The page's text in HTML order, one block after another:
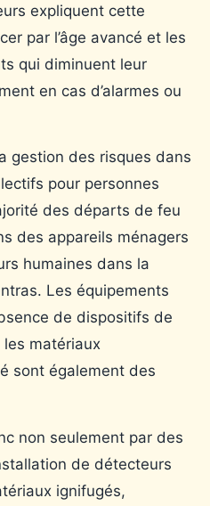
expliquent cette
par l’âge avancé et les
qui diminuent leur
en cas d’alarmes ou
gestion des risques dans
pour personnes
des départs de feu
des appareils ménagers
humaines dans la
Les équipements
de dispositifs de
matériaux
sont également des
non seulement par des
de détecteurs
ignifugés,